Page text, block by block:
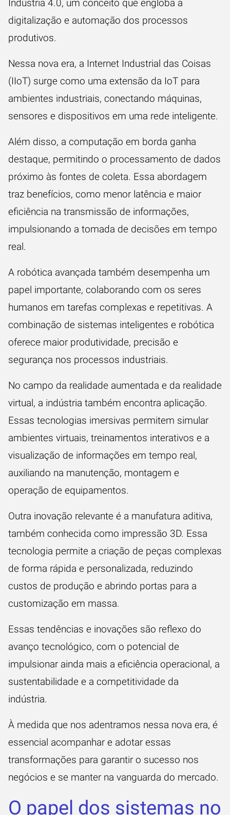
Indústria 4.0, um conceito que engloba a
digitalização e automação dos processos
produtivos.
Nessa nova era, a Internet Industrial das Coisas
(IIoT) surge como uma extensão da IoT para
ambientes industriais, conectando máquinas,
sensores e dispositivos em uma rede inteligente.
Além disso, a computação em borda ganha
destaque, permitindo o processamento de dados
próximo às fontes de coleta. Essa abordagem
traz benefícios, como menor latência e maior
eficiência na transmissão de informações,
impulsionando a tomada de decisões em tempo
real.
A robótica avançada também desempenha um
papel importante, colaborando com os seres
humanos em tarefas complexas e repetitivas. A
combinação de sistemas inteligentes e robótica
oferece maior produtividade, precisão e
segurança nos processos industriais.
No campo da realidade aumentada e da realidade
virtual, a indústria também encontra aplicação.
Essas tecnologias imersivas permitem simular
ambientes virtuais, treinamentos interativos e a
visualização de informações em tempo real,
auxiliando na manutenção, montagem e
operação de equipamentos.
Outra inovação relevante é a manufatura aditiva,
também conhecida como impressão 3D. Essa
tecnologia permite a criação de peças complexas
de forma rápida e personalizada, reduzindo
custos de produção e abrindo portas para a
customização em massa.
Essas tendências e inovações são reflexo do
avanço tecnológico, com o potencial de
impulsionar ainda mais a eficiência operacional, a
sustentabilidade e a competitividade da
indústria.
À medida que nos adentramos nessa nova era, é
essencial acompanhar e adotar essas
transformações para garantir o sucesso nos
negócios e se manter na vanguarda do mercado.
O papel dos sistemas no